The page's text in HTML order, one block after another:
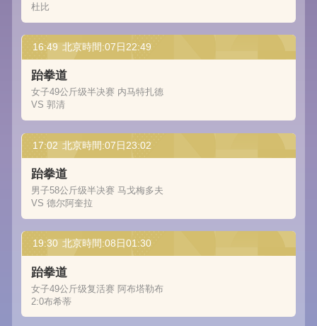
杜比
16:49 北京時間:07日22:49
跆拳道
女子49公斤级半决赛 内马特扎德
VS 郭清
17:02 北京時間:07日23:02
跆拳道
男子58公斤级半决赛 马戈梅多夫
VS 德尔阿奎拉
19:30 北京時間:08日01:30
跆拳道
女子49公斤级复活赛 阿布塔勒布
2:0布希蒂